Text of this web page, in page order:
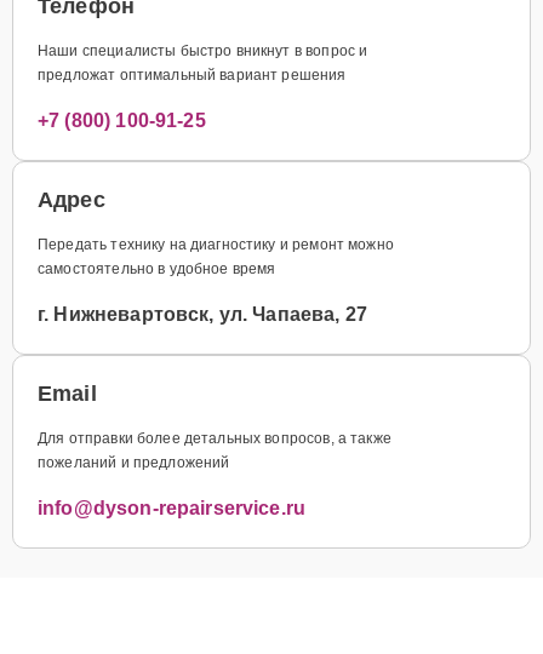
Телефон
Наши специалисты быстро вникнут в вопрос и
предложат оптимальный вариант решения
+7 (800) 100-91-25
Адрес
Передать технику на диагностику и ремонт можно
самостоятельно в удобное время
г. Нижневартовск, ул. Чапаева, 27
Email
Для отправки более детальных вопросов, а также
пожеланий и предложений
info@dyson-repairservice.ru